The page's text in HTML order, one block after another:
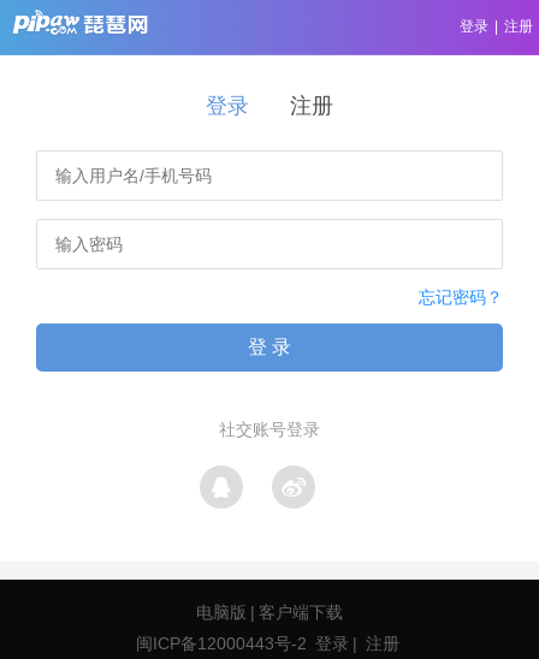
登录 注册
登录 注册
忘记密码？
登 录
社交账号登录
电脑版 | 客户端下载
闽ICP备12000443号-2 登录 | 注册